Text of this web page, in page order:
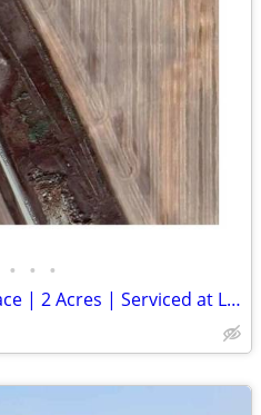
• • •
Commercial/Industrial Space | 2 Acres | Serviced at Lot Line – Milo, A